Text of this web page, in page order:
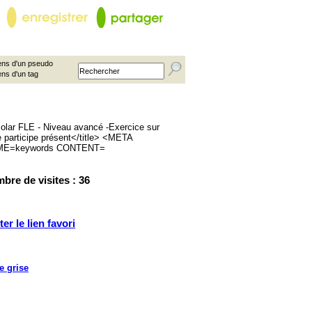
d'un pseudo
d'un tag
de visites : 36
le lien favori
grise